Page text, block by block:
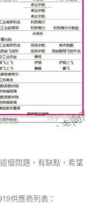
個問題，有缺點，希望
供應商列表：